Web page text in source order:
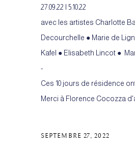
27.09.22 I 5.10.22
avec les artistes Charlotte
Decourchelle ● Marie de
Kafel ● Elisabeth Lincot​ ●
-
Ces 10 jours de résidence
Merci à Florence Cocozza
SEPTEMBRE 27, 2022